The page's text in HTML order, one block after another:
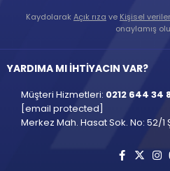
KaydolarakAçık rıza ve Kişisel
onaylamış
YARDIMA MI İHTİYACIN VAR?
Müşteri Hizmetleri: 0212 644 34
[email protected]
Merkez Mah. Hasat Sok. No: 52/1